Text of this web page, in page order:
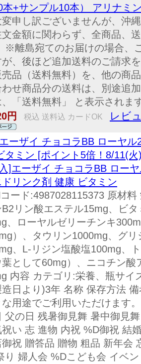
本+サンプル10本） アリナミ
申し訳ございませんが、沖
文金額に関わらず、全商品、
※離島宛てのお届けの場合、
が、後ほど追加送料のご請求
売品（送料無料）を、他の商
わせ商品分の送料は、別途追
、「送料無料」 と表示されま
円
税込 送料込 カードOK レビ
エーザイ チョコラBB ローヤ
タミン [ポイント5倍！8/11(
]エーザイ チョコラBB ロー
ドリンク剤 健康 ビタミン
ード:4987028115373 原材
B2リン酸エステル15mg、ビ
、ローヤルゼリーチンキ
）、タウリン1000mg、グ
、L-リジン塩酸塩100mg、
葉として60mg）、ニコチン
内容 カテゴリ:栄養、瓶サ
造日より)3年 名称 保存方法
用途でご利用いただけます
父の日 残暑御見舞 暑中御見
い 志 進物 内祝 %D御祝 結
御祝 贈答品 贈物 粗品 新年会
り 婦人会 %Dこども会 イベ